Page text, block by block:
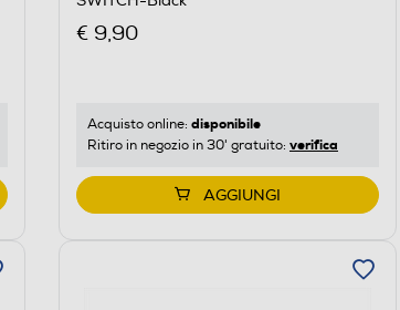
€ 9,90
Acquisto online: disponibile
Ritiro in negozio in 30' gratuito: verifica
AGGIUNGI